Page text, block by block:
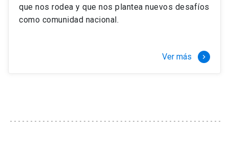
que nos rodea y que nos plantea nuevos desafíos
como comunidad nacional.
Ver más keyboard_arrow_right